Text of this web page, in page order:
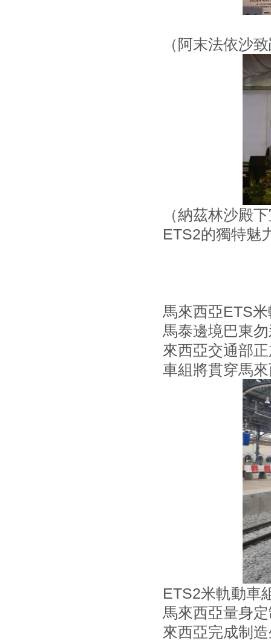
（阿末法依沙
（納茲林沙殿
ETS2的獨特魅
馬來西亞ETS
馬泰邊境巴東
來西亞交通部
車組將貫穿馬
ETS2米軌動車
馬來西亞量身
來西亞完成制